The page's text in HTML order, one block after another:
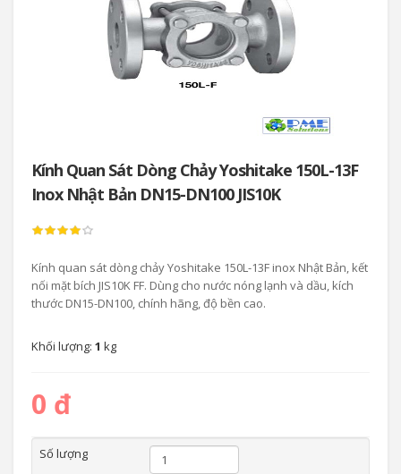
Kính Quan Sát Dòng Chảy Yoshitake 150L-13F
Inox Nhật Bản DN15-DN100 JIS10K
Kính quan sát dòng chảy Yoshitake 150L-13F inox Nhật Bản, kết
nối mặt bích JIS10K FF. Dùng cho nước nóng lạnh và dầu, kích
thước DN15-DN100, chính hãng, độ bền cao.
Khối lượng: 1 kg
0 đ
Số lượng